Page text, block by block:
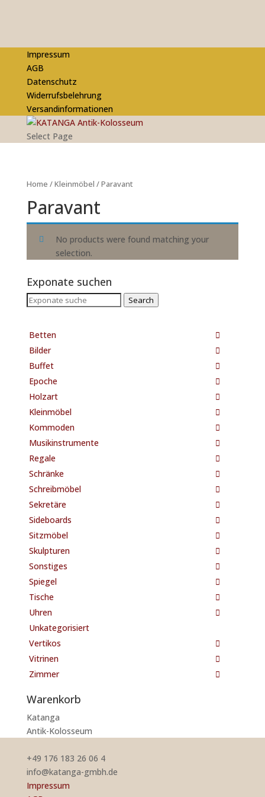
Impressum
AGB
Datenschutz
Widerrufsbelehrung
Versandinformationen
Select Page
Home /Kleinmöbel / Paravant
Paravant
No products were found matching your
selection.
Exponate suchen
Search
Search
Betten
Bilder
Buffet
Epoche
Holzart
Kleinmöbel
Kommoden
Musikinstrumente
Regale
Schränke
Schreibmöbel
Sekretäre
Sideboards
Sitzmöbel
Skulpturen
Sonstiges
Spiegel
Tische
Uhren
Unkategorisiert
Vertikos
Vitrinen
Zimmer
Warenkorb
Katanga
Antik-Kolosseum
+49 176 183 26 06 4
info@katanga-gmbh.de
Impressum